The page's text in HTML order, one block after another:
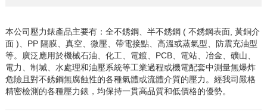
本公司壓力錶產品主要有：全不銹鋼、半不銹鋼( 不銹鋼表面, 黃銅介
面) PP 隔膜、真空、微壓、帶電接點、高溫或蒸氣型、防震充油型
等。廣泛應用於機械石油、化工、電鍍、 PCB、電站、 冶金、礦山、
電力、制堿、水處理和油壓系統等工業過程或機電配套中測量無爆炸
危險且對不銹鋼無腐蝕性的各種氣體或流體介質的壓力。經我司嚴格
精密檢測的各種壓力錶，均保持一貫高品質和低價格的優勢。